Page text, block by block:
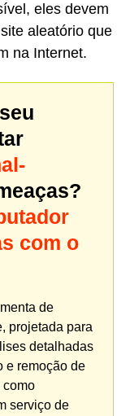
eles devem
aleatório que
na Internet.
com o
de
projetada para
detalhadas
e remoção de
como
serviço de